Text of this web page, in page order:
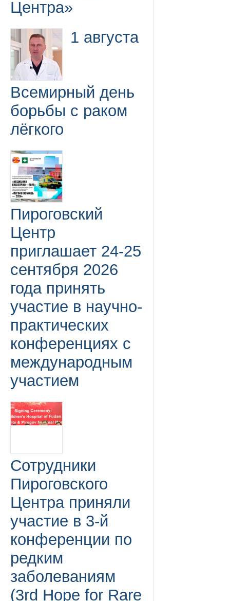
Центра»
1 августа
Всемирный день
борьбы с раком
лёгкого
Пироговский
Центр
приглашает 24-25
сентября 2026
года принять
участие в научно-
практических
конференциях с
международным
участием
Сотрудники
Пироговского
Центра приняли
участие в 3-й
конференции по
редким
заболеваниям
(3rd Hope for Rare